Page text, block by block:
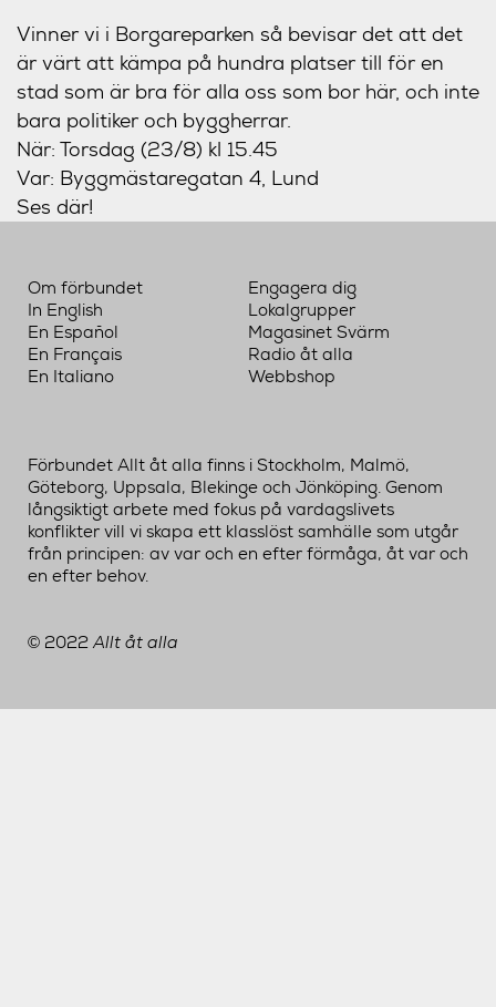
Vinner vi i Borgareparken så bevisar det att det
är värt att kämpa på hundra platser till för en
stad som är bra för alla oss som bor här, och inte
bara politiker och byggherrar.
När: Torsdag (23/8) kl 15.45
Var: Byggmästaregatan 4, Lund
Ses där!
Om förbundet
In English
En Español
En Français
En Italiano
Engagera dig
Lokalgrupper
Magasinet Svärm
Radio åt alla
Webbshop
Förbundet Allt åt alla finns i Stockholm, Malmö,
Göteborg, Uppsala, Blekinge och Jönköping. Genom
långsiktigt arbete med fokus på vardagslivets
konflikter vill vi skapa ett klasslöst samhälle som utgår
från principen: av var och en efter förmåga, åt var och
en efter behov.
© 2022Allt åt alla